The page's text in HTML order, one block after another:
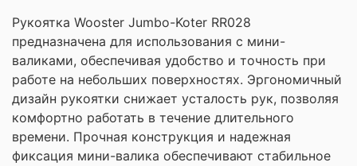
Рукоятка Wooster Jumbo-Koter RR028
предназначена для использования с мини-
валиками, обеспечивая удобство и точность при
работе на небольших поверхностях. Эргономичный
дизайн рукоятки снижает усталость рук, позволяя
комфортно работать в течение длительного
времени. Прочная конструкция и надежная
фиксация мини-валика обеспечивают стабильное